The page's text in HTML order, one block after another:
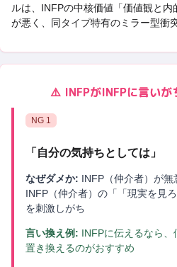
ルは、 INFPの中核価値「価値観と内
が悪く、 同タイプ特有のミラー型衝
⚠️ INFPがINFPに言いが
NG 1
「 自分の気持ちとしては 」
なぜダメか: INFP（仲介者）が無
INFP（仲介者）の「「現実を見
を刺激しがち
言い換え例: INFPに伝えるなら
置き換えるのがおすすめ